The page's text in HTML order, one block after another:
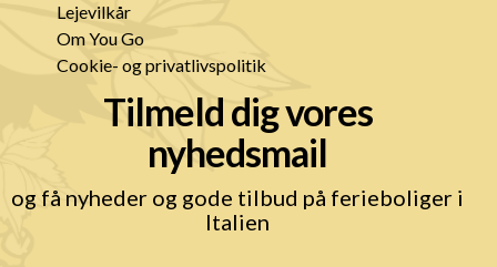
Lejevilkår
Om You Go
Cookie- og privatlivspolitik
Tilmeld dig vores
nyhedsmail
og få nyheder og gode tilbud på ferieboliger i
Italien